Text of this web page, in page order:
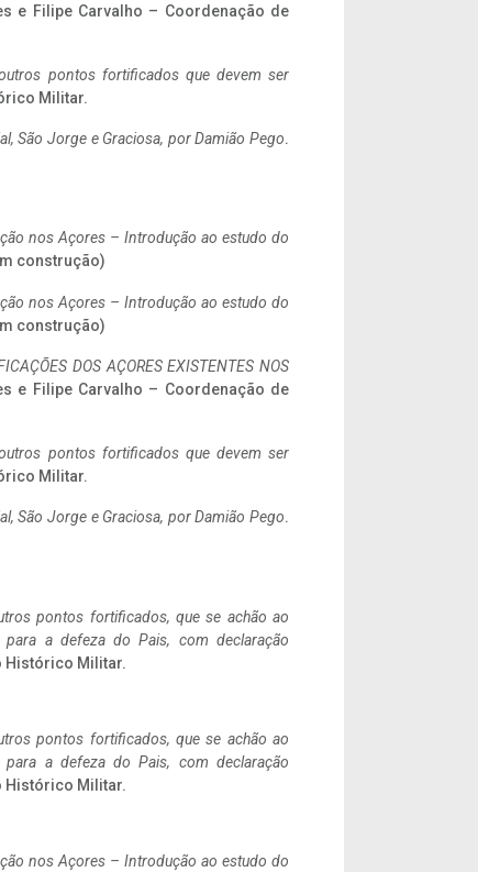
e Filipe Carvalho – Coordenação de
pontos fortificados que devem ser
Militar.
São Jorge e Graciosa, por Damião Pego.
nos Açores – Introdução ao estudo do
construção)
nos Açores – Introdução ao estudo do
construção)
DOS AÇORES EXISTENTES NOS
e Filipe Carvalho – Coordenação de
pontos fortificados que devem ser
Militar.
São Jorge e Graciosa, por Damião Pego.
pontos fortificados, que se achão ao
para a defeza do Pais, com declaração
Histórico Militar.
pontos fortificados, que se achão ao
para a defeza do Pais, com declaração
Histórico Militar.
nos Açores – Introdução ao estudo do